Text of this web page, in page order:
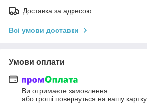
Доставка за адресою
Всі умови доставки
Умови оплати
Ви отримаєте замовлення
або гроші повернуться на вашу картку